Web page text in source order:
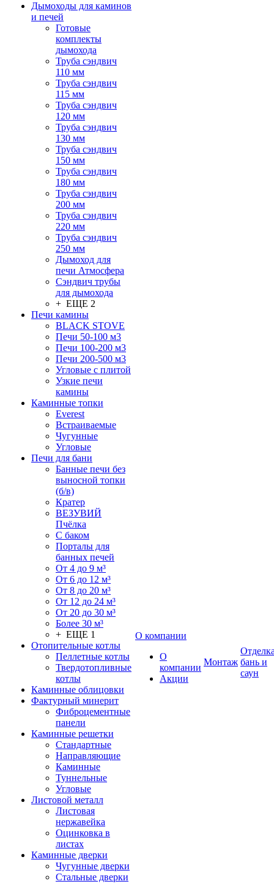
Дымоходы для каминов
и печей
Готовые
комплекты
дымохода
Труба сэндвич
110 мм
Труба сэндвич
115 мм
Труба сэндвич
120 мм
Труба сэндвич
130 мм
Труба сэндвич
150 мм
Труба сэндвич
180 мм
Труба сэндвич
200 мм
Труба сэндвич
220 мм
Труба сэндвич
250 мм
Дымоход для
печи Атмосфера
Сэндвич трубы
для дымохода
+ ЕЩЕ 2
Печи камины
BLACK STOVE
Печи 50-100 м3
Печи 100-200 м3
Печи 200-500 м3
Угловые с плитой
Узкие печи
камины
Каминные топки
Everest
Встраиваемые
Чугунные
Угловые
Печи для бани
Банные печи без
выносной топки
(б/в)
Кратер
ВЕЗУВИЙ
Пчёлка
С баком
Порталы для
банных печей
От 4 до 9 м³
От 6 до 12 м³
От 8 до 20 м³
От 12 до 24 м³
От 20 до 30 м³
Более 30 м³
+ ЕЩЕ 1
Отопительные котлы
Пеллетные котлы
Твердотопливные
котлы
Каминные облицовки
Фактурный минерит
Фиброцементные
панели
Каминные решетки
Стандартные
Направляющие
Каминные
Туннельные
Угловые
Листовой металл
Листовая
нержавейка
Оцинковка в
листах
Каминные дверки
Чугунные дверки
Стальные дверки
О компании
О
компании
Акции
Монтаж бань и
саун